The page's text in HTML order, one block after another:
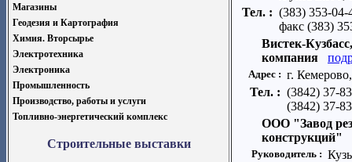
Магазины
Геодезия и Картография
Химия. Вторсырье
Электротехника
Электроника
Промышленность
Производство, работы и услуги
Топливно-энергетический комплекс
Строительные выставки
Тел. : (383) 353-04-
факс (383)
Вистек-
компания
Адрес : г.
Тел. : (3842) 37-
(3842) 37-
ООО "Завод
конструкций"
Руководитель :